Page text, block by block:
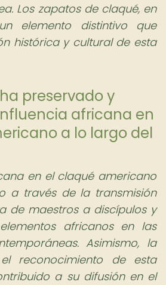
Los zapatos de claqué, en
elemento distintivo que
histórica y cultural de esta
preservado y
africana en
a lo largo del
en el claqué americano
a través de la transmisión
de maestros a discípulos y
africanos en las
Asimismo, la
reconocimiento de esta
a su difusión en el